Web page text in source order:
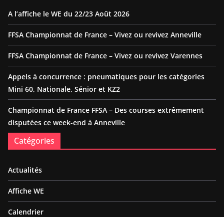
A l’affiche le WE du 22/23 Août 2026
FFSA Championnat de France – Vivez ou revivez Anneville
FFSA Championnat de France – Vivez ou revivez Varennes
Appels à concurrence : pneumatiques pour les catégories
Mini 60, Nationale, Sénior et KZ2
Championnat de France FFSA – Des courses extrêmement
disputées ce week-end à Anneville
Catégories
Actualités
Affiche WE
Calendrier